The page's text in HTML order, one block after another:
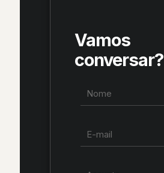
Vamos
conversar?